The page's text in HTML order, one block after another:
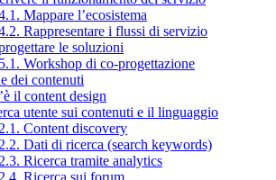
Mappare l’ecosistema
Rappresentare i flussi di servizio
le soluzioni
Workshop di co-progettazione
dei contenuti
il content design
utente sui contenuti e il linguaggio
Content discovery
Dati di ricerca (search keywords)
Ricerca tramite analytics
Ricerca sui forum